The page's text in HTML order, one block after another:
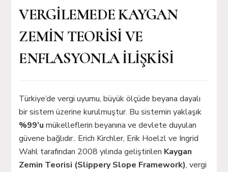
VERGİLEMEDE KAYGAN
ZEMİN TEORİSİ VE
ENFLASYONLA İLİŞKİSİ
Türkiye’de vergi uyumu, büyük ölçüde beyana dayalı
bir sistem üzerine kurulmuştur. Bu sistemin yaklaşık
%99’u mükelleflerin beyanına ve devlete duyulan
güvene bağlıdır.. Erich Kirchler, Erik Hoelzl ve Ingrid
Wahl tarafından 2008 yılında geliştirilen Kaygan
Zemin Teorisi (Slippery Slope Framework), vergi